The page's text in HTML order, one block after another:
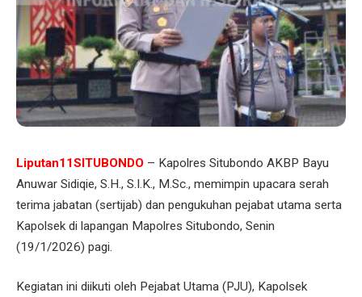
Liputan11SITUBONDO – Kapolres Situbondo AKBP Bayu
Anuwar Sidiqie, S.H., S.I.K., M.Sc., memimpin upacara serah
terima jabatan (sertijab) dan pengukuhan pejabat utama serta
Kapolsek di lapangan Mapolres Situbondo, Senin
(19/1/2026) pagi.
Kegiatan ini diikuti oleh Pejabat Utama (PJU), Kapolsek